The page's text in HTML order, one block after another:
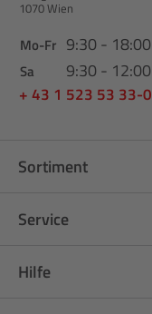
1070 Wien
Mo-Fr 9:30 - 18:00
Sa 9:30 - 12:00
+ 43 1 523 53 33-0
Sortiment
Service
Hilfe